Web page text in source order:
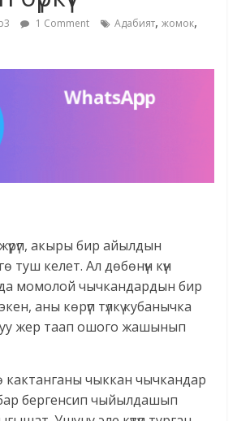
1 Comment Адабият,жомок,
жүрүп, акыры бир айылдын
туш келет. Ал дөбөнүн күн
момолой чычкандардын бир
аны көрүп түлкү кубанычка
жер таап ошого жашынып
кактанганы чыккан чычкандар
бергенсип чыйылдашып